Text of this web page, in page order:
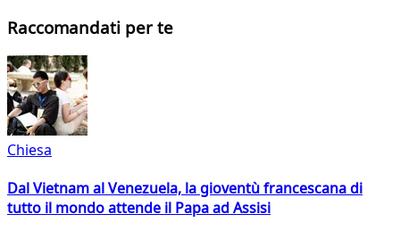
Raccomandati per te
Chiesa
Dal Vietnam al Venezuela, la gioventù francescana di
tutto il mondo attende il Papa ad Assisi